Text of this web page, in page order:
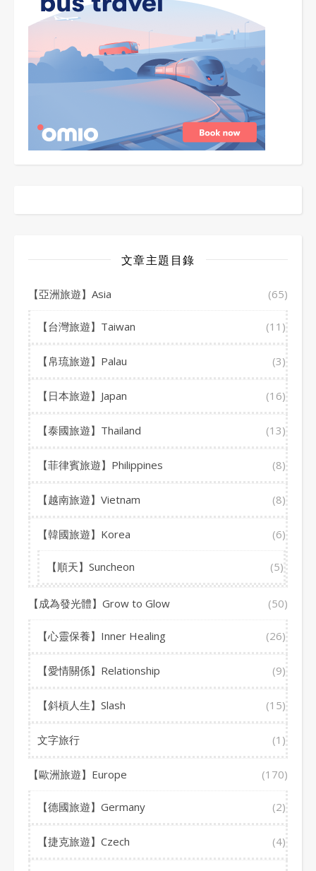
文章主題目錄
【亞洲旅遊】Asia (65)
【台灣旅遊】Taiwan (11)
【帛琉旅遊】Palau (3)
【日本旅遊】Japan (16)
【泰國旅遊】Thailand (13)
【菲律賓旅遊】Philippines (8)
【越南旅遊】Vietnam (8)
【韓國旅遊】Korea (6)
【順天】Suncheon (5)
【成為發光體】Grow to Glow (50)
【心靈保養】Inner Healing (26)
【愛情關係】Relationship (9)
【斜槓人生】Slash (15)
文字旅行 (1)
【歐洲旅遊】Europe (170)
【德國旅遊】Germany (2)
【捷克旅遊】Czech (4)